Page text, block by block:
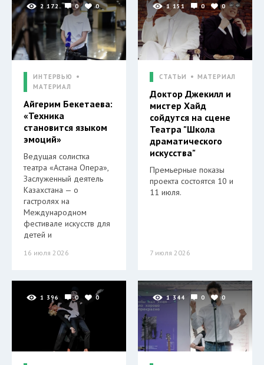
2 172 0 0
ИНТЕРВЬЮ
МАТЕРИАЛ
Айгерим Бекетаева:
«Техника
становится языком
эмоций»
Ведущая солистка
театра «Астана Опера»,
Заслуженный деятель
Казахстана — о
гастролях на
Международном
фестивале искусств для
детей и
16 июля 2026
1 151 0 0
СТАТЬИ МАТЕРИАЛ
Доктор Джекилл и
мистер Хайд
сойдутся на сцене
Театра "Школа
драматического
искусства"
Премьерные показы
проекта состоятся 10 и
11 июля.
7 июля 2026
1 396 0 0 1 344 0 0